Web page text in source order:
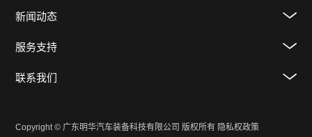
新闻动态
服务支持
联系我们
Copyright © 广东明华汽车装备科技有限公司 版权所有 隐私权政策